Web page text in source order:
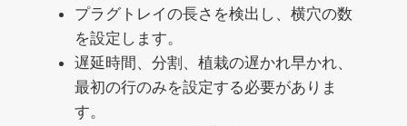
プラグトレイの長さを検出し、横穴の数
を設定します。
遅延時間、分割、植栽の遅かれ早かれ、
最初の行のみを設定する必要がありま
す。